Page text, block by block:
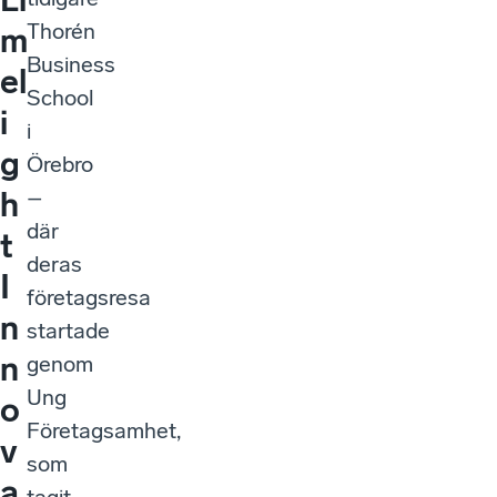
m
el
i
g
h
t
I
n
n
o
v
Thorén
Business
School
i
Örebro
–
där
deras
företagsresa
startade
genom
Ung
Företagsamhet,
som